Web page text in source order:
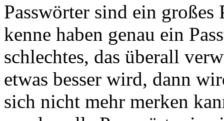
Passwörter sind ein
kenne haben genau ein
schlechtes, das überall
etwas besser wird, dann
sich nicht mehr merken